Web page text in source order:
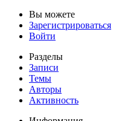
Вы можете
Зарегистрироваться
Войти
Разделы
Записи
Темы
Авторы
Активность